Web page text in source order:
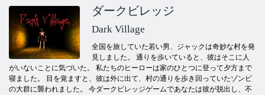
ダークビレッジ
Dark Village
全国を旅していた若い男、ジャックは奇妙な村を発
見しました。 通りを歩いていると、彼はそこに人
がいないことに気づいた。 私たちのヒーローは家のひとつに登って夕方まで
寝ました。 目を覚ますと、彼は外に出て、村の通りを歩き回っていたゾンビ
の大群に襲われました。 今ダークビレッジゲームであなたは彼が脱出し、不